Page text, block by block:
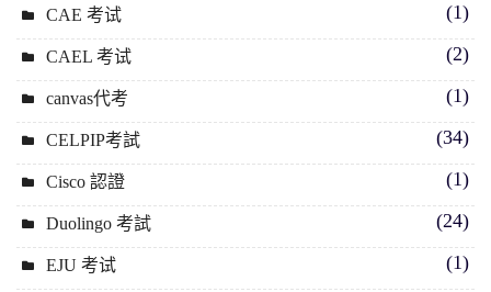
CAE 考试 (1)
CAEL 考试 (2)
canvas代考 (1)
CELPIP考試 (34)
Cisco 認證 (1)
Duolingo 考試 (24)
EJU 考试 (1)